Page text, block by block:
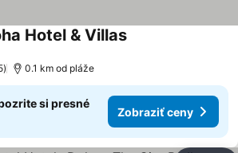
Hotel & Villas
0.1 km od pláže
si presné
Zobraziť ceny